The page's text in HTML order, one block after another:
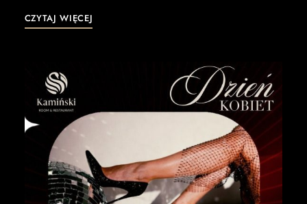
CZYTAJ WIĘCEJ